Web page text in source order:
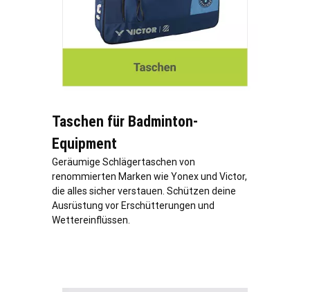
Taschen für Badminton-
Equipment
Geräumige Schlägertaschen von
renommierten Marken wie Yonex und Victor,
die alles sicher verstauen. Schützen deine
Ausrüstung vor Erschütterungen und
Wettereinflüssen.